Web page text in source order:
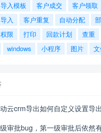
导入模板 客户成交 客户领取
导入 客户重复 自动分配
权限 打印 回款计划 查重
windows 小程序 图片
云crm导出如何自定义设置导
审批bug，第一级审批后依然